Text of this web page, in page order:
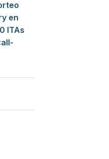
en
ITAs